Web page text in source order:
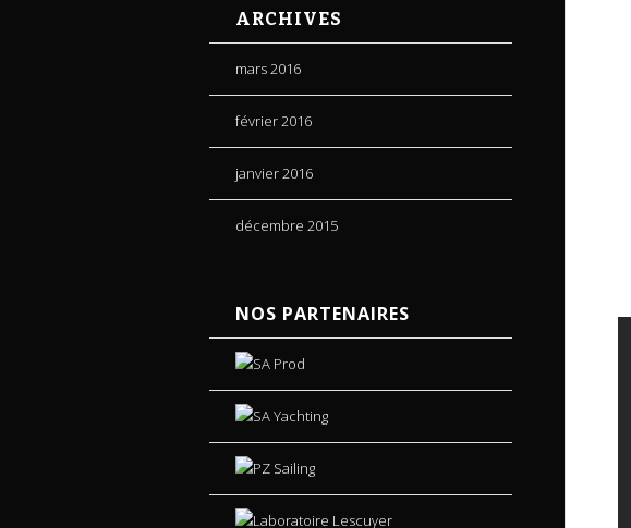
ARCHIVES
mars 2016
février 2016
janvier 2016
décembre 2015
NOS PARTENAIRES